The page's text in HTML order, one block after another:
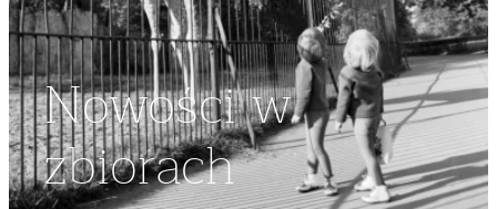
Nowości w
zbiorach